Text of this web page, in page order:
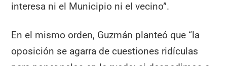
interesa ni el Municipio ni el vecino”.
En el mismo orden, Guzmán planteó que “la
oposición se agarra de cuestiones ridículas